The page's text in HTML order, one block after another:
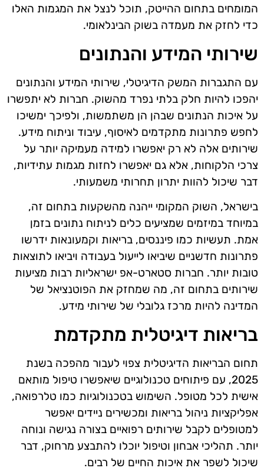
המומחים בתחום ההייטק, תוכל לנצל את המגמות האלו
כדי לחזק את מעמדה בשוק הבינלאומי.
שירותי המידע והנתונים
עם התגברות המשק הדיגיטלי, שירותי המידע והנתונים
יהפכו להיות חלק בלתי נפרד מהשוק. חברות לא יתפשרו
על איכות הנתונים שבהן הן משתמשות, ולפיכך ימשיכו
לחפש פתרונות מתקדמים לאיסוף, עיבוד וניתוח מידע.
שירותים אלה לא רק יאפשרו למידה מעמיקה יותר על
צרכי הלקוחות, אלא גם יאפשרו לחזות מגמות עתידיות,
דבר שיכול להוות יתרון תחרותי משמעותי.
בישראל, השוק המקומי ייהנה מהשקעות בתחום זה,
במיוחד במיזמים שמציעים כלים לניתוח נתונים בזמן
אמת. תעשיות כמו פיננסים, בריאות וקמעונאות ידרשו
פתרונות חדשניים שיביאו לייעול בעבודה ויביאו לתוצאות
טובות יותר. חברות סטארט-אפ ישראליות רבות מציעות
שירותים בתחום זה, מה שמחזק את הפוטנציאל של
המדינה להיות מרכז גלובלי של שירותי מידע.
בריאות דיגיטלית מתקדמת
תחום הבריאות הדיגיטלית צפוי לעבור מהפכה בשנת
2025, עם פיתוחים טכנולוגיים שיאפשרו טיפול מותאם
אישית לכל מטופל. השימוש בטכנולוגיות כמו טלרפואה,
אפליקציות ניהול בריאות ומכשירים ניידים יאפשר
למטופלים לקבל שירותים רפואיים בצורה נגישה ונוחה
יותר. תהליכי אבחון וטיפול יוכלו להתבצע מרחוק, דבר
שיכול לשפר את איכות החיים של רבים.